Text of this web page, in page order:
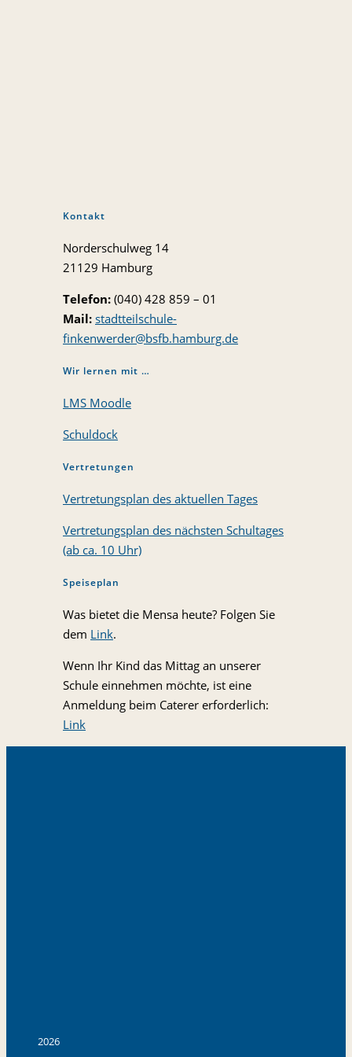
Kontakt
Norderschulweg 14
21129 Hamburg
Telefon: (040) 428 859 – 01
Mail: stadtteilschule-
finkenwerder@bsfb.hamburg.de
Wir lernen mit …
LMS Moodle
Schuldock
Vertretungen
Vertretungsplan des aktuellen Tages
Vertretungsplan des nächsten Schultages
(ab ca. 10 Uhr)
Speiseplan
Was bietet die Mensa heute? Folgen Sie
dem Link.
Wenn Ihr Kind das Mittag an unserer
Schule einnehmen möchte, ist eine
Anmeldung beim Caterer erforderlich:
Link
2026